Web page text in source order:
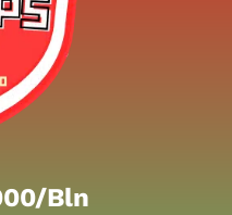
bln